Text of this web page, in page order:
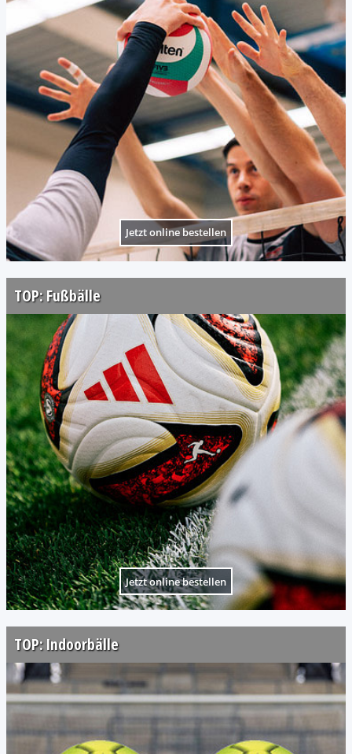
Jetzt online bestellen
TOP: Fußbälle
Jetzt online bestellen
TOP: Indoorbälle